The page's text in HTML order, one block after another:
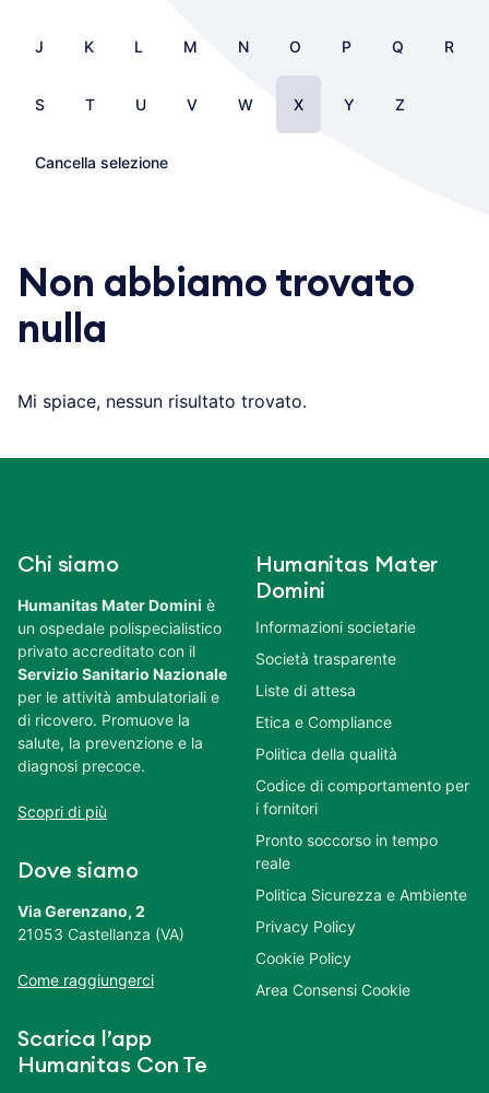
J K L M N O P Q R
S T U V W X Y Z
Cancella selezione
Non abbiamo trovato
nulla
Mi spiace, nessun risultato trovato.
Chi siamo
Humanitas Mater Domini è
un ospedale polispecialistico
privato accreditato con il
Servizio Sanitario Nazionale
per le attività ambulatoriali e
di ricovero. Promuove la
salute, la prevenzione e la
diagnosi precoce.
Scopri di più
Dove siamo
Via Gerenzano, 2
21053 Castellanza (VA)
Come raggiungerci
Scarica l’app
Humanitas Con Te
Humanitas Mater
Domini
Informazioni societarie
Società trasparente
Liste di attesa
Etica e Compliance
Politica della qualità
Codice di comportamento per
i fornitori
Pronto soccorso in tempo
reale
Politica Sicurezza e Ambiente
Privacy Policy
Cookie Policy
Area Consensi Cookie